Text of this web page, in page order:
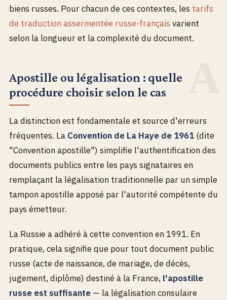
biens russes. Pour chacun de ces contextes, les tarifs
de traduction assermentée russe-français varient
selon la longueur et la complexité du document.
Apostille ou légalisation : quelle
procédure choisir selon le cas
La distinction est fondamentale et source d'erreurs
fréquentes. La Convention de La Haye de 1961(dite
"Convention apostille") simplifie l'authentification des
documents publics entre les pays signataires en
remplaçant la légalisation traditionnelle par un simple
tampon apostille apposé par l'autorité compétente du
pays émetteur.
La Russie a adhéré à cette convention en 1991. En
pratique, cela signifie que pour tout document public
russe (acte de naissance, de mariage, de décès,
jugement, diplôme) destiné à la France, l'apostille
russe est suffisante— la légalisation consulaire